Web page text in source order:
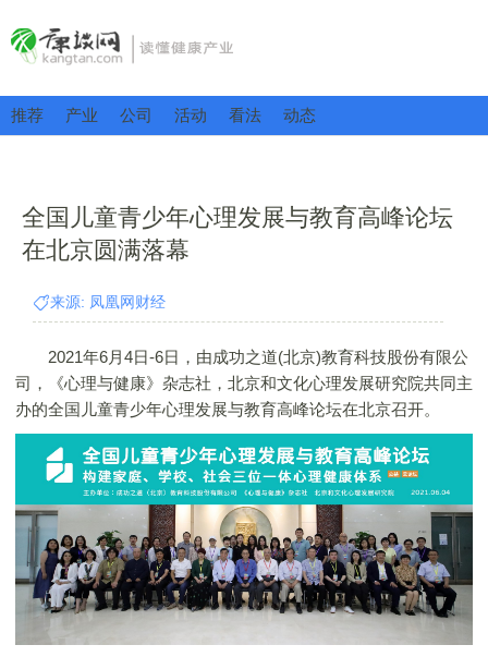
推荐 产业 公司 活动 看法 动态
全国儿童青少年心理发展与教育高峰论坛
在北京圆满落幕
来源: 凤凰网财经
2021年6月4日-6日，由成功之道(北京)教育科技股份有限公
司，《心理与健康》杂志社，北京和文化心理发展研究院共同主
办的全国儿童青少年心理发展与教育高峰论坛在北京召开。